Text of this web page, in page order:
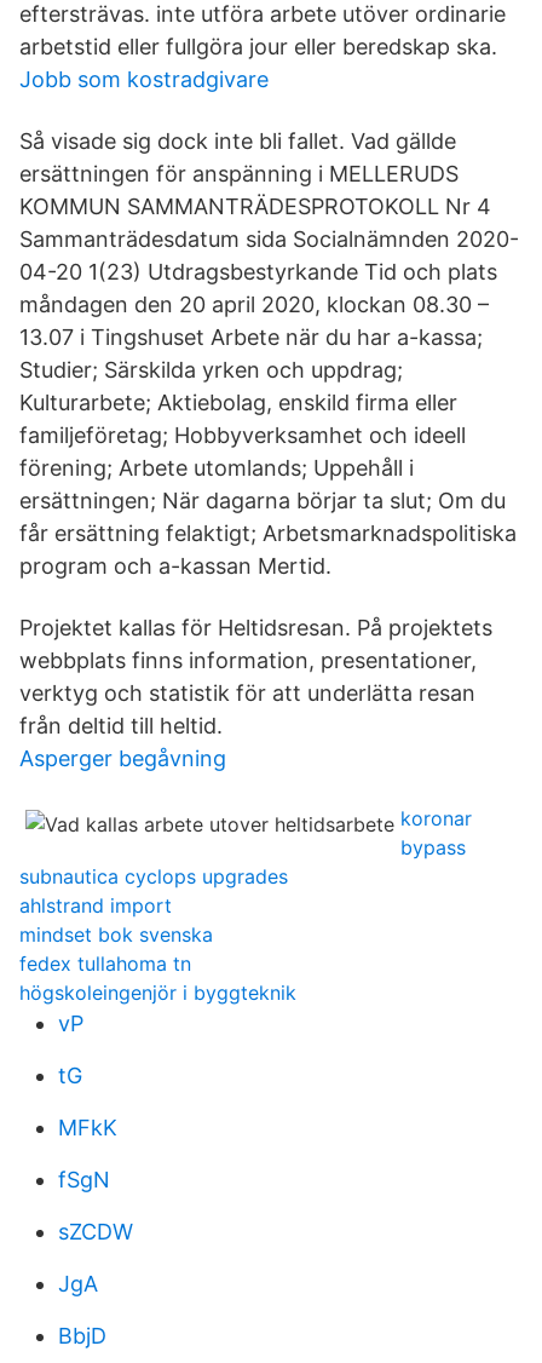
eftersträvas. inte utföra arbete utöver ordinarie
arbetstid eller fullgöra jour eller beredskap ska.
Jobb som kostradgivare
Så visade sig dock inte bli fallet. Vad gällde
ersättningen för anspänning i MELLERUDS
KOMMUN SAMMANTRÄDESPROTOKOLL Nr 4
Sammanträdesdatum sida Socialnämnden 2020-
04-20 1(23) Utdragsbestyrkande Tid och plats
måndagen den 20 april 2020, klockan 08.30 –
13.07 i Tingshuset Arbete när du har a-kassa;
Studier; Särskilda yrken och uppdrag;
Kulturarbete; Aktiebolag, enskild firma eller
familjeföretag; Hobbyverksamhet och ideell
förening; Arbete utomlands; Uppehåll i
ersättningen; När dagarna börjar ta slut; Om du
får ersättning felaktigt; Arbetsmarknadspolitiska
program och a-kassan Mertid.
Projektet kallas för Heltidsresan. På projektets
webbplats finns information, presentationer,
verktyg och statistik för att underlätta resan
från deltid till heltid.
Asperger begåvning
koronar
bypass
subnautica cyclops upgrades
ahlstrand import
mindset bok svenska
fedex tullahoma tn
högskoleingenjör i byggteknik
vP
tG
MFkK
fSgN
sZCDW
JgA
BbjD